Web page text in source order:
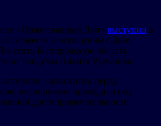
«Православный Дон» выступил в
торжеств, посвященных Дню
Белгородскую область
Госдумы Никита Румянцев.
с концертом перед
мероприятие проходило под
достопримечательности –